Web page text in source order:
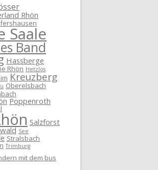
Rhön
Saale
Band
Hassberge
Rhön Hetzlos
Kreuzberg
Oberelsbach
Poppenroth
Salzforst
See
Stralsbach
Trimburg
mit dem bus